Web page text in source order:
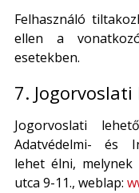
Felhasználó
ellen a
esetekben.
7.
Jogorvoslati
Adatvédelmi- és
lehet élni, melynek
utca 9-11., weblap: